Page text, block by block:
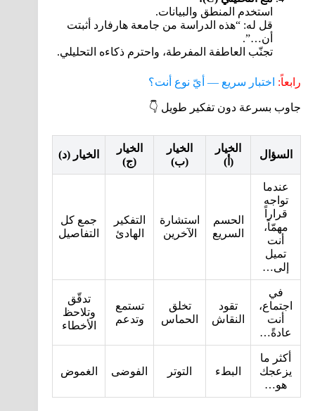
استخدم المنطق والبيانات.
قل له: “هذه الدراسة من جامعة هارفارد أثبتت
أن…”.
تجنّب العاطفة المفرطة، واحترم ذكاءه التحليلي.
رابعاً: اختبار سريع — أيّ نوع أنت؟
جاوب بسرعة دون تفكير طويل 👇
السؤال
الخيار
(أ)
الخيار
(ب)
الخيار
(ج)
الخيار (د)
عندما
تواجه
قراراً
مهمّاً،
أنت
تميل
إلى…
الحسم
السريع
استشارة
الآخرين
التفكير
الهادئ
جمع كل
التفاصيل
في
اجتماع،
أنت
عادةً…
تقود
النقاش
تخلق
الحماس
تستمع
وتدعم
تدقّق
وتلاحظ
الأخطاء
أكثر ما
يزعجك
هو…
البطء التوتر الفوضى الغموض